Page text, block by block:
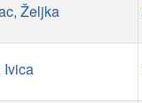
Željka
Ivica